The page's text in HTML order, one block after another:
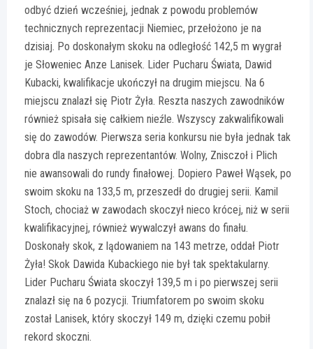
odbyć dzień wcześniej, jednak z powodu problemów
technicznych reprezentacji Niemiec, przełożono je na
dzisiaj. Po doskonałym skoku na odległość 142,5 m wygrał
je Słoweniec Anze Lanisek. Lider Pucharu Świata, Dawid
Kubacki, kwalifikacje ukończył na drugim miejscu. Na 6
miejscu znalazł się Piotr Żyła. Reszta naszych zawodników
również spisała się całkiem nieźle. Wszyscy zakwalifikowali
się do zawodów. Pierwsza seria konkursu nie była jednak tak
dobra dla naszych reprezentantów. Wolny, Znisczoł i Plich
nie awansowali do rundy finałowej. Dopiero Paweł Wąsek, po
swoim skoku na 133,5 m, przeszedł do drugiej serii. Kamil
Stoch, chociaż w zawodach skoczył nieco krócej, niż w serii
kwalifikacyjnej, również wywalczył awans do finału.
Doskonały skok, z lądowaniem na 143 metrze, oddał Piotr
Żyła! Skok Dawida Kubackiego nie był tak spektakularny.
Lider Pucharu Świata skoczył 139,5 m i po pierwszej serii
znalazł się na 6 pozycji. Triumfatorem po swoim skoku
został Lanisek, który skoczył 149 m, dzięki czemu pobił
rekord skoczni.